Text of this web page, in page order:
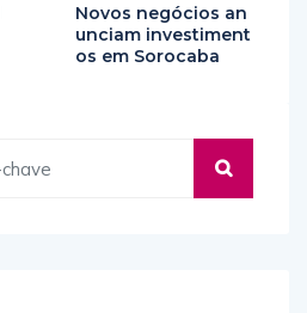
Novos negócios an
unciam investiment
os em Sorocaba